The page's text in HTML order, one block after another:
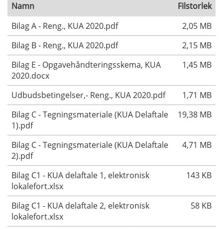
Namn
Filstorlek
Bilag A - Reng., KUA 2020.pdf
2,05 MB
Bilag B - Reng., KUA 2020.pdf
2,15 MB
Bilag E - Opgavehåndteringsskema, KUA
2020.docx
1,45 MB
Udbudsbetingelser,- Reng., KUA 2020.pdf
1,71 MB
Bilag C - Tegningsmateriale (KUA Delaftale
1).pdf
19,38 MB
Bilag C - Tegningsmateriale (KUA Delaftale
2).pdf
4,71 MB
Bilag C1 - KUA delaftale 1, elektronisk
lokalefort.xlsx
143 KB
Bilag C1 - KUA delaftale 2, elektronisk
lokalefort.xlsx
58 KB